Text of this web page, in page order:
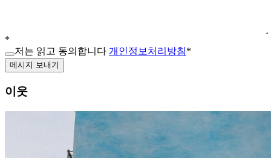
*
저는 읽고 동의합니다 개인정보처리방침*
메시지 보내기
이웃